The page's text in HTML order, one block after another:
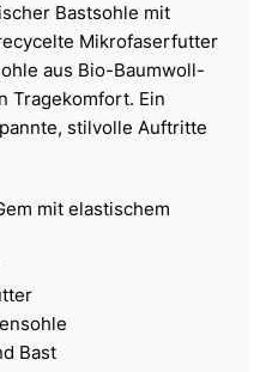
Bastsohle mit
Mikrofaserfutter
aus Bio-Baumwoll-
Tragekomfort. Ein
stilvolle Auftritte
mit elastischem
Bast